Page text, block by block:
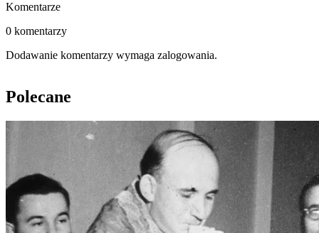
Komentarze
0 komentarzy
Dodawanie komentarzy wymaga zalogowania.
Polecane